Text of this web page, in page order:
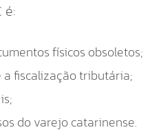
é:
físicos obsoletos;
a fiscalização tributária;
do varejo catarinense.